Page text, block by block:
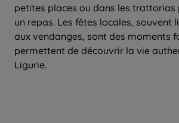
petites places ou dans les
un repas. Les fêtes locales, souvent
aux vendanges, sont des moments
permettent de découvrir la vie
Ligurie.